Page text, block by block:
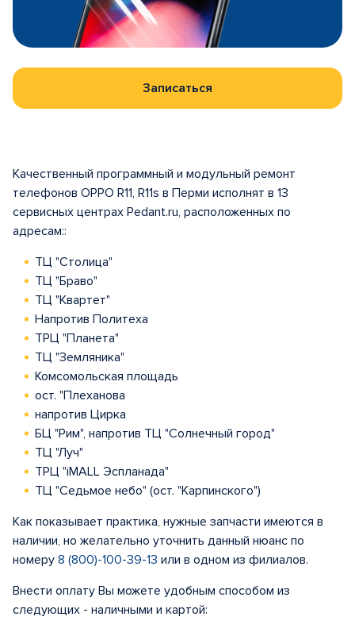
Записаться
Качественный программный и модульный ремонт
телефонов OPPO R11, R11s в Перми исполнят в 13
сервисных центрах Pedant.ru, расположенных по
адресам::
ТЦ "Столица"
ТЦ "Браво"
ТЦ "Квартет"
Напротив Политеха
ТРЦ "Планета"
ТЦ "Земляника"
Комсомольская площадь
ост. "Плеханова
напротив Цирка
БЦ "Рим", напротив ТЦ "Солнечный город"
ТЦ "Луч"
ТРЦ "iMALL Эспланада"
ТЦ "Седьмое небо" (ост. "Карпинского")
Как показывает практика, нужные запчасти имеются в
наличии, но желательно уточнить данный нюанс по
номеру 8 (800)-100-39-13 или в одном из филиалов.
Внести оплату Вы можете удобным способом из
следующих - наличными и картой: